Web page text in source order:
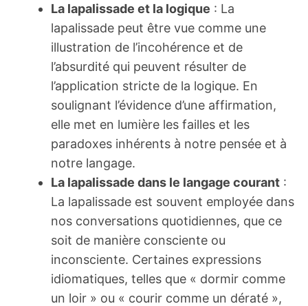
La lapalissade et la logique : La
lapalissade peut être vue comme une
illustration de l’incohérence et de
l’absurdité qui peuvent résulter de
l’application stricte de la logique. En
soulignant l’évidence d’une affirmation,
elle met en lumière les failles et les
paradoxes inhérents à notre pensée et à
notre langage.
La lapalissade dans le langage courant :
La lapalissade est souvent employée dans
nos conversations quotidiennes, que ce
soit de manière consciente ou
inconsciente. Certaines expressions
idiomatiques, telles que « dormir comme
un loir » ou « courir comme un dératé »,